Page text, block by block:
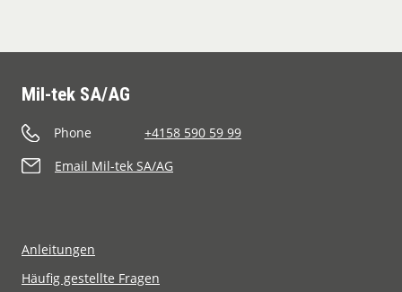
Mil-tek SA/AG
Phone
+4158 590 59 99
Email Mil-tek SA/AG
Anleitungen
Häufig gestellte Fragen